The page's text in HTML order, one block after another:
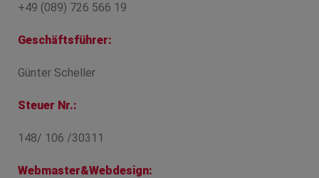
+49 (089) 726 566 19
Geschäftsführer:
Günter Scheller
Steuer Nr.:
148/ 106 /30311
Webmaster&Webdesign: